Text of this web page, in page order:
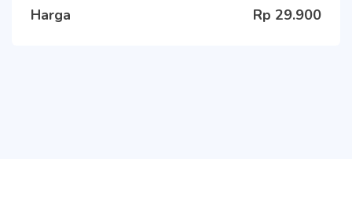
Harga Rp 29.900